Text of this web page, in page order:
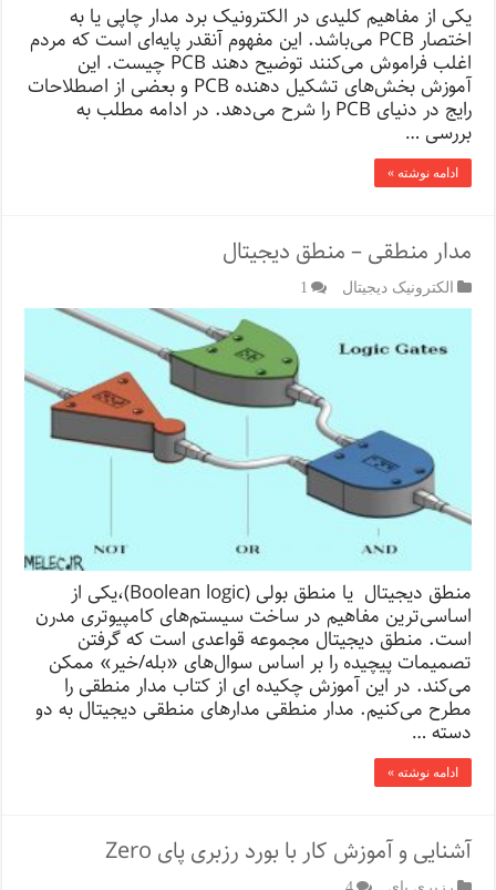
یکی از مفاهیم کلیدی در الکترونیک برد مدار چاپی یا به
اختصار PCB می‌باشد. این مفهوم آنقدر پایه‌ای است که مردم
اغلب فراموش می‌کنند توضیح دهند PCB چیست. این
آموزش بخش‌های تشکیل دهنده PCB و بعضی از اصطلاحات
رایج در دنیای PCB را شرح می‌دهد. در ادامه مطلب به
بررسی …
ادامه نوشته »
مدار منطقی – منطق دیجیتال
الکترونیک دیجیتال 1
منطق دیجیتال یا منطق بولی (Boolean logic)،یکی از
اساسی‌ترین مفاهیم در ساخت سیستم‌های کامپیوتری مدرن
است. منطق دیجیتال مجموعه قواعدی است که گرفتن
تصمیمات پیچیده را بر اساس سوال‌های «بله/خیر» ممکن
می‌کند. در این آموزش چکیده ای از کتاب مدار منطقی را
مطرح می‌کنیم. مدار منطقی مدارهای منطقی دیجیتال به دو
دسته …
ادامه نوشته »
آشنایی و آموزش کار با بورد رزبری پای Zero